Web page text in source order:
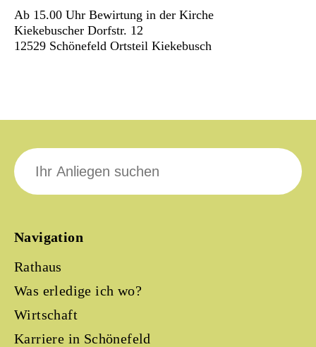
Ab 15.00 Uhr Bewirtung in der Kirche
Kiekebuscher Dorfstr. 12
12529 Schönefeld Ortsteil Kiekebusch
Navigation
Rathaus
Was erledige ich wo?
Wirtschaft
Karriere in Schönefeld
Suche
nach: